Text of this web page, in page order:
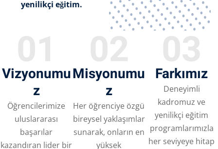
yenilikçi eğitim.
Vizyonumu
z
Öğrencilerimize
uluslararası
başarılar
kazandıran lider bir
Misyonumu
z
Her öğrenciye özgü
bireysel yaklaşımlar
sunarak, onların en
yüksek
Farkımız
Deneyimli
kadromuz ve
yenilikçi eğitim
programlarımızla
her seviyeye hitap